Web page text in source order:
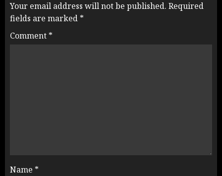
Your email address will not be published. Required
fields are marked *
Comment *
Name *